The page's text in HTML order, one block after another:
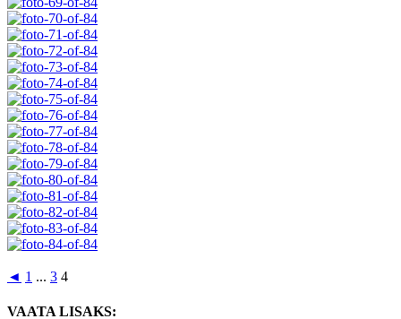
◄ 1 ... 3 4
VAATA LISAKS: